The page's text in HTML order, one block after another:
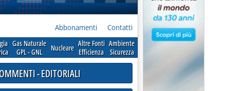
Abbonamenti Contatti
Gas Naturale
GPL - GNL
Nucleare Altre Fonti
Efficienza
Ambiente
Sicurezza
- EDITORIALI